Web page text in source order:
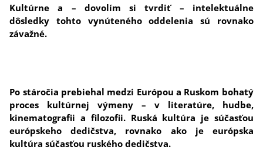
Kultúrne a – dovolím si tvrdiť – intelektuálne
dôsledky tohto vynúteného oddelenia sú rovnako
závažné.
Po stáročia prebiehal medzi Európou a Ruskom bohatý
proces kultúrnej výmeny – v literatúre, hudbe,
kinematografii a filozofii. Ruská kultúra je súčasťou
európskeho dedičstva, rovnako ako je európska
kultúra súčasťou ruského dedičstva.